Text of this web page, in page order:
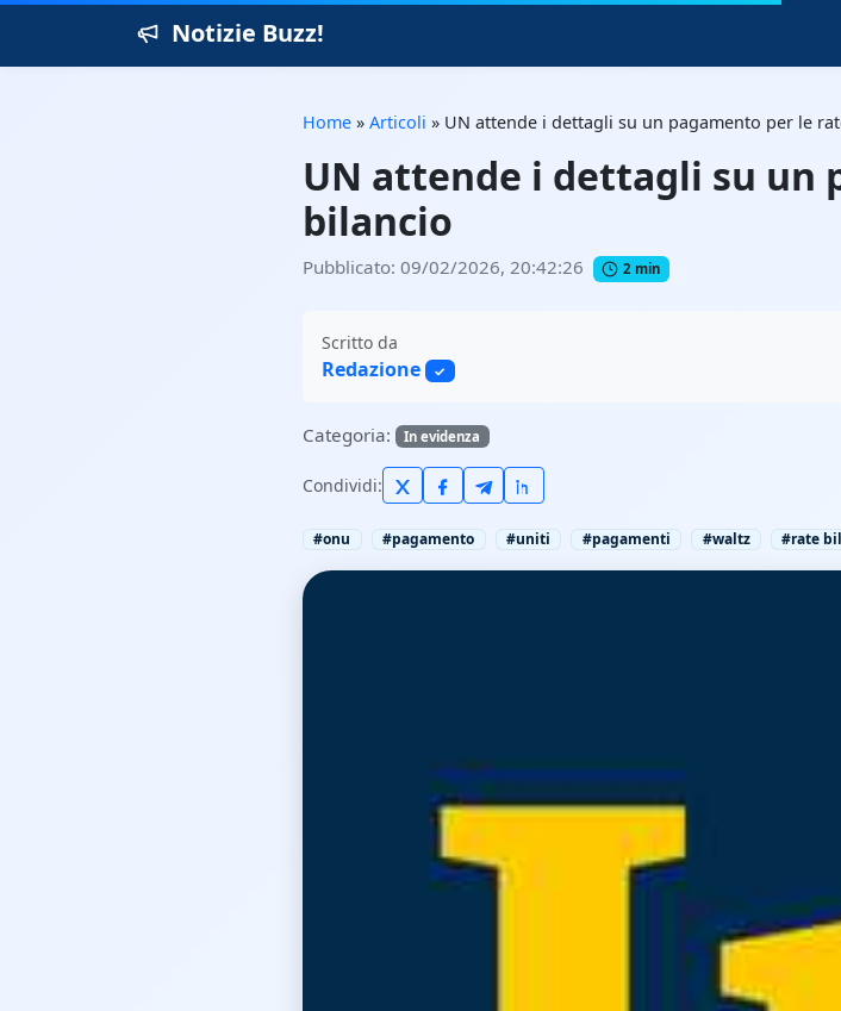
Notizie Buzz!
Home » Articoli » UN attende i dettagli su un pagamento per le
UN attende i dettagli su un
bilancio
Pubblicato: 09/02/2026, 20:42:26 2 min
Scritto da
Redazione ✓
Categoria: In evidenza
Condividi:
#onu #pagamento #uniti #pagamenti #waltz #rate